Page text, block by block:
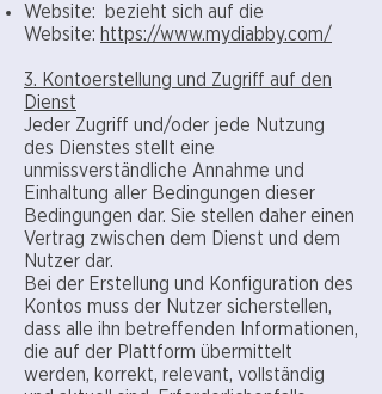
Website: bezieht sich auf die
Website: https://www.mydiabby.com/
3. Kontoerstellung und Zugriff auf den
Dienst
Jeder Zugriff und/oder jede Nutzung
des Dienstes stellt eine
unmissverständliche Annahme und
Einhaltung aller Bedingungen dieser
Bedingungen dar. Sie stellen daher einen
Vertrag zwischen dem Dienst und dem
Nutzer dar.
Bei der Erstellung und Konfiguration des
Kontos muss der Nutzer sicherstellen,
dass alle ihn betreffenden Informationen,
die auf der Plattform übermittelt
werden, korrekt, relevant, vollständig